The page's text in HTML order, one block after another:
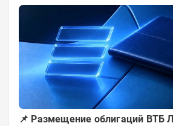
📌 Размещение облигаций ВТБ